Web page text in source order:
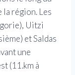
la région. Les
Uitzi
et Saldas
une
(11.km à